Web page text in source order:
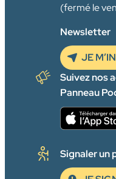
(fermé le
Newsletter
JE
Suivez nos
Panneau
Signaler un